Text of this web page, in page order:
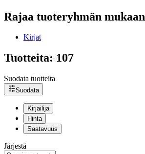
Rajaa tuoteryhmän mukaan
Kirjat
Tuotteita: 107
Suodata tuotteita
Suodata
Kirjailija
Hinta
Saatavuus
Järjestä